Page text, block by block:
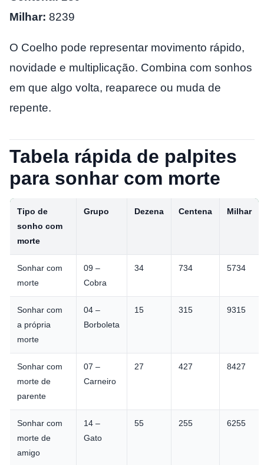
Milhar: 8239
O Coelho pode representar movimento rápido,
novidade e multiplicação. Combina com sonhos
em que algo volta, reaparece ou muda de
repente.
Tabela rápida de palpites
para sonhar com morte
Tipo de
sonho com
morte
Grupo Dezena Centena Milhar
Sonhar com
morte
09 –
Cobra
34 734 5734
Sonhar com
a própria
morte
04 –
Borboleta
15 315 9315
Sonhar com
morte de
parente
07 –
Carneiro
27 427 8427
Sonhar com
morte de
amigo
14 –
Gato
55 255 6255